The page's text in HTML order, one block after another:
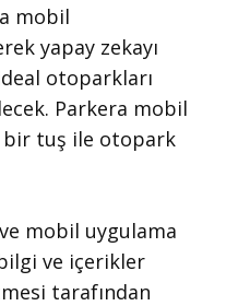
mobil
yapay zekayı
otoparkları
Parkera mobil
bir tuş ile otopark
mobil uygulama
ve içerikler
tarafından